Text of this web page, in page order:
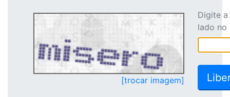
[trocar imagem]
Digite
lado no